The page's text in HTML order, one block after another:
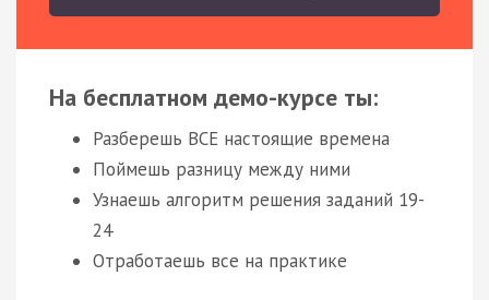
На бесплатном демо-курсе ты:
Разберешь ВСЕ настоящие времена
Поймешь разницу между ними
Узнаешь алгоритм решения заданий 19-
24
Отработаешь все на практике